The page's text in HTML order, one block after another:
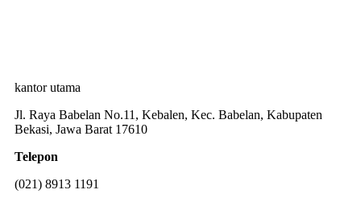
kantor utama
Jl. Raya Babelan No.11, Kebalen, Kec. Babelan, Kabupaten
Bekasi, Jawa Barat 17610
Telepon
(021) 8913 1191